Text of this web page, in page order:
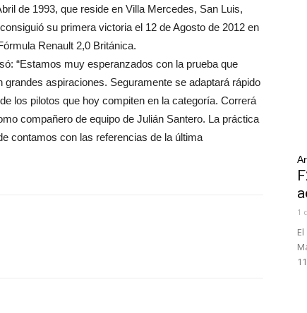
de 1993, que reside en Villa Mercedes, San Luis,
su primera victoria el 12 de Agosto de 2012 en
Renault 2,0 Británica.
“Estamos muy esperanzados con la prueba que
aspiraciones. Seguramente se adaptará rápido
los pilotos que hoy compiten en la categoría. Correrá
compañero de equipo de Julián Santero. La práctica
contamos con las referencias de la última
1